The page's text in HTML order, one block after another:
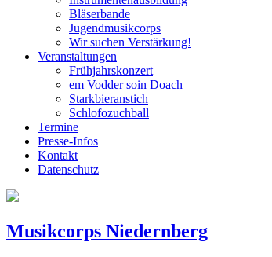
Bläserbande
Jugendmusikcorps
Wir suchen Verstärkung!
Veranstaltungen
Frühjahrskonzert
em Vodder soin Doach
Starkbieranstich
Schlofozuchball
Termine
Presse-Infos
Kontakt
Datenschutz
Musikcorps Niedernberg